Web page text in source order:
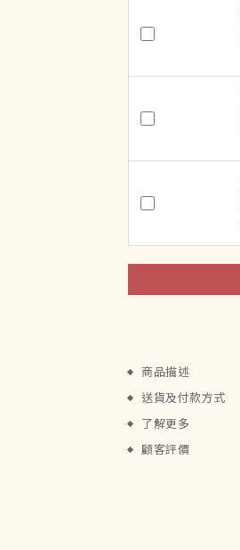
商品描述
送貨及付款方式
了解更多
顧客評價